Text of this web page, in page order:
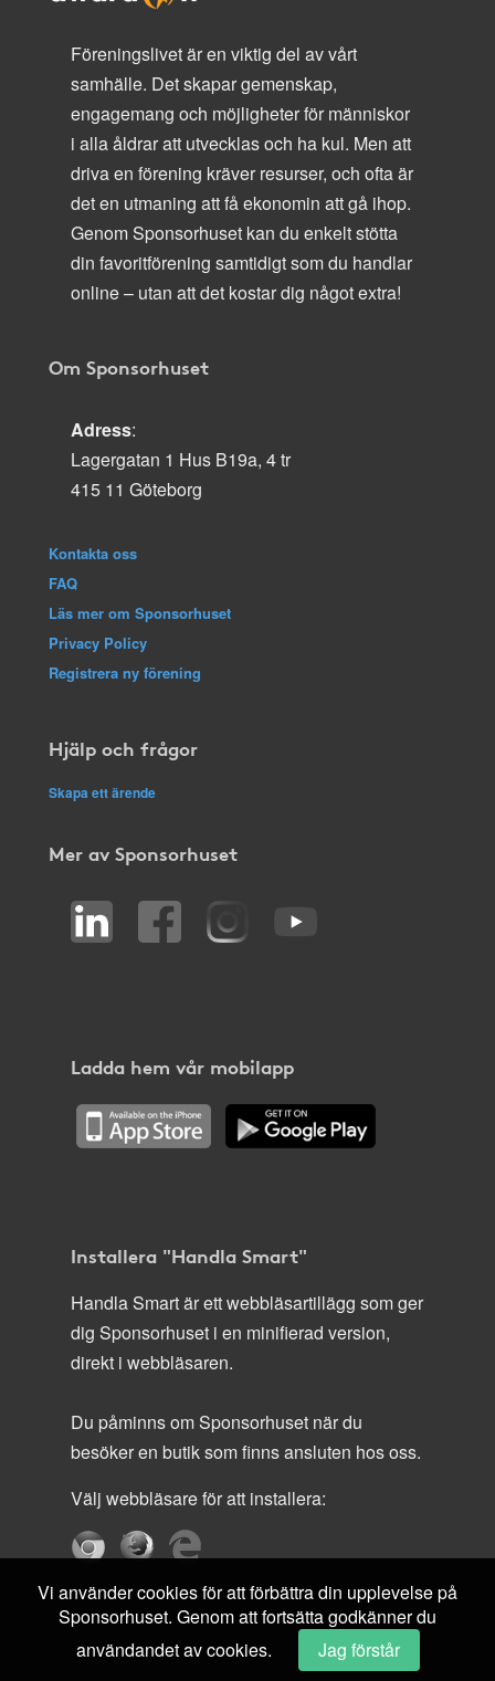
Föreningslivet är en viktig del av vårt
samhälle. Det skapar gemenskap,
engagemang och möjligheter för människor
i alla åldrar att utvecklas och ha kul. Men att
driva en förening kräver resurser, och ofta är
det en utmaning att få ekonomin att gå ihop.
Genom Sponsorhuset kan du enkelt stötta
din favoritförening samtidigt som du handlar
online – utan att det kostar dig något extra!
Om Sponsorhuset
Adress:
Lagergatan 1 Hus B19a, 4 tr
415 11 Göteborg
Kontakta oss
FAQ
Läs mer om Sponsorhuset
Privacy Policy
Registrera ny förening
Hjälp och frågor
Skapa ett ärende
Mer av Sponsorhuset
Ladda hem vår mobilapp
Installera "Handla Smart"
Handla Smart är ett webbläsartillägg som ger
dig Sponsorhuset i en minifierad version,
direkt i webbläsaren.
Du påminns om Sponsorhuset när du
besöker en butik som finns ansluten hos oss.
Välj webbläsare för att installera:
Vi använder cookies för att förbättra din upplevelse på
Sponsorhuset. Genom att fortsätta godkänner du
användandet av cookies.
Jag förstår